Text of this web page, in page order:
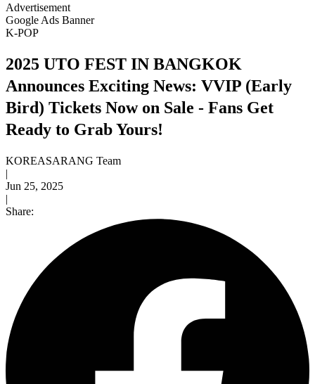
Advertisement
Google Ads Banner
K-POP
2025 UTO FEST IN BANGKOK
Announces Exciting News: VVIP (Early
Bird) Tickets Now on Sale - Fans Get
Ready to Grab Yours!
KOREASARANG Team
|
Jun 25, 2025
|
Share: